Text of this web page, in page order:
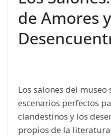
de Amores y
Los salones del museo
escenarios perfectos
clandestinos y los
propios de la